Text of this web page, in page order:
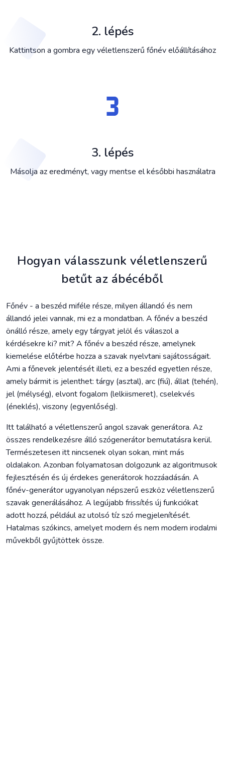
2. lépés
Kattintson a gombra egy véletlenszerű főnév előállításához
3. lépés
Másolja az eredményt, vagy mentse el későbbi használatra
Hogyan válasszunk véletlenszerű
betűt az ábécéből
Főnév - a beszéd miféle része, milyen állandó és nem
állandó jelei vannak, mi ez a mondatban. A főnév a beszéd
önálló része, amely egy tárgyat jelöl és válaszol a
kérdésekre ki? mit? A főnév a beszéd része, amelynek
kiemelése előtérbe hozza a szavak nyelvtani sajátosságait.
Ami a főnevek jelentését illeti, ez a beszéd egyetlen része,
amely bármit is jelenthet: tárgy (asztal), arc (fiú), állat (tehén),
jel (mélység), elvont fogalom (lelkiismeret), cselekvés
(éneklés), viszony (egyenlőség).
Itt található a véletlenszerű angol szavak generátora. Az
összes rendelkezésre álló szógenerátor bemutatásra kerül.
Természetesen itt nincsenek olyan sokan, mint más
oldalakon. Azonban folyamatosan dolgozunk az algoritmusok
fejlesztésén és új érdekes generátorok hozzáadásán. A
főnév-generátor ugyanolyan népszerű eszköz véletlenszerű
szavak generálásához. A legújabb frissítés új funkciókat
adott hozzá, például az utolsó tíz szó megjelenítését.
Hatalmas szókincs, amelyet modern és nem modern irodalmi
művekből gyűjtöttek össze.